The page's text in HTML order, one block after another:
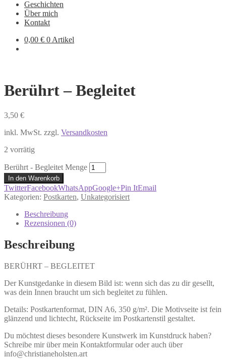
Geschichten
Über mich
Kontakt
0,00 € 0 Artikel
Berührt – Begleitet
3,50 €
inkl. MwSt. zzgl. Versandkosten
2 vorrätig
Berührt - Begleitet Menge
In den Warenkorb
TwitterFacebookWhatsAppGoogle+Pin ItEmail
Kategorien: Postkarten, Unkategorisiert
Beschreibung
Rezensionen (0)
Beschreibung
BERÜHRT – BEGLEITET
Der Kunstgedanke in diesem Bild ist: wenn sich das zu dir gesellt,
was dein Innen braucht um sich begleitet zu fühlen.
Details: Postkartenformat, DIN A6, 350 g/m². Die Motivseite ist fein
glänzend und lichtecht, Rückseite im Postkartenstil gestaltet.
Du möchtest dieses besondere Kunstwerk im Kunstdruck haben?
Schreibe mir über mein Kontaktformular oder auch über
info@christianeholsten.art